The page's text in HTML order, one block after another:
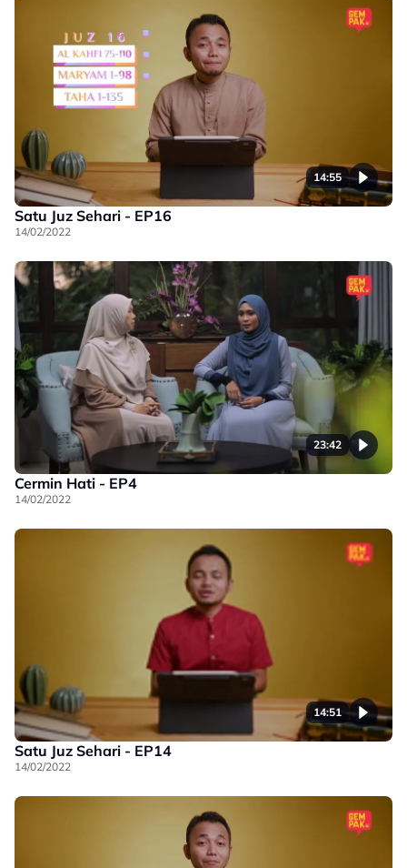
14:55
Satu Juz Sehari - EP16
14/02/2022
23:42
Cermin Hati - EP4
14/02/2022
14:51
Satu Juz Sehari - EP14
14/02/2022